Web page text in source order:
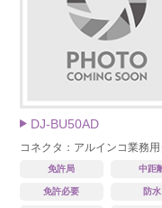
DJ-BU50AD
コネクタ：アルインコ業務
免許局 中距
免許必要 防水